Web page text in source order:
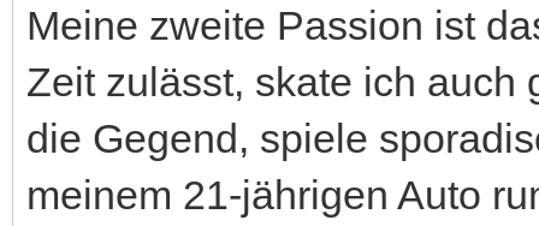
Meine zweite Passion ist
Zeit zulässt, skate ich auch
die Gegend, spiele
meinem 21-jährigen Auto